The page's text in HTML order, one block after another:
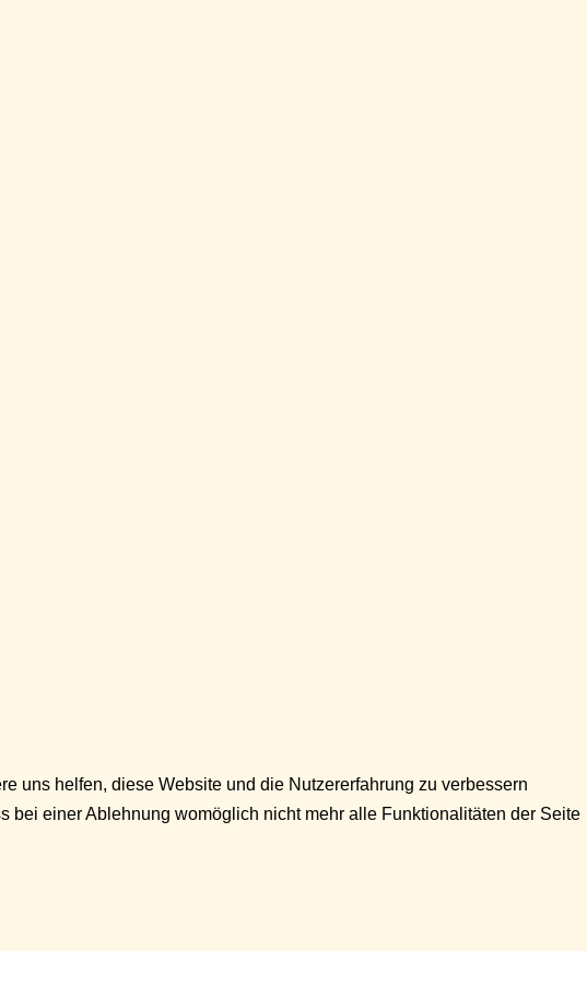
uns helfen, diese Website und die Nutzererfahrung zu verbessern
einer Ablehnung womöglich nicht mehr alle Funktionalitäten der Seite